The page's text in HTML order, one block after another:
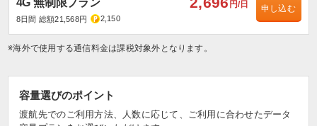
4G 無制限プラン
8日間 総額21,568円 2,150
円/日
申し込む
※海外で使用する通信料金は課税対象外となります。
容量選びのポイント
渡航先でのご利用方法、人数に応じて、ご利用に合わせたデータ